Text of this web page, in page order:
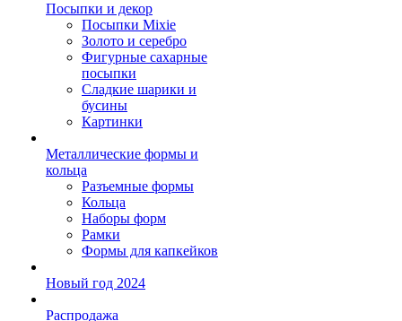
Посыпки и декор
Посыпки Mixie
Золото и серебро
Фигурные сахарные
посыпки
Сладкие шарики и
бусины
Картинки
Металлические формы и
кольца
Разъемные формы
Кольца
Наборы форм
Рамки
Формы для капкейков
Новый год 2024
Распродажа